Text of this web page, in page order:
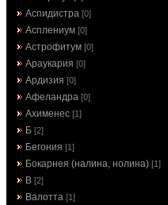
Аспидистра [0]
Асплениум [0]
Астрофитум [0]
Араукария [0]
Ардизия [0]
Афеландра [0]
Ахименес [1]
Б [2]
Бегония [1]
Бокарнея (налина, нолина) [1]
В [2]
Валотта [1]